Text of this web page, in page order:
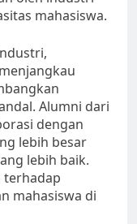
mahasiswa.
Alumni dari
dengan
lebih besar
lebih baik.
terhadap
mahasiswa di